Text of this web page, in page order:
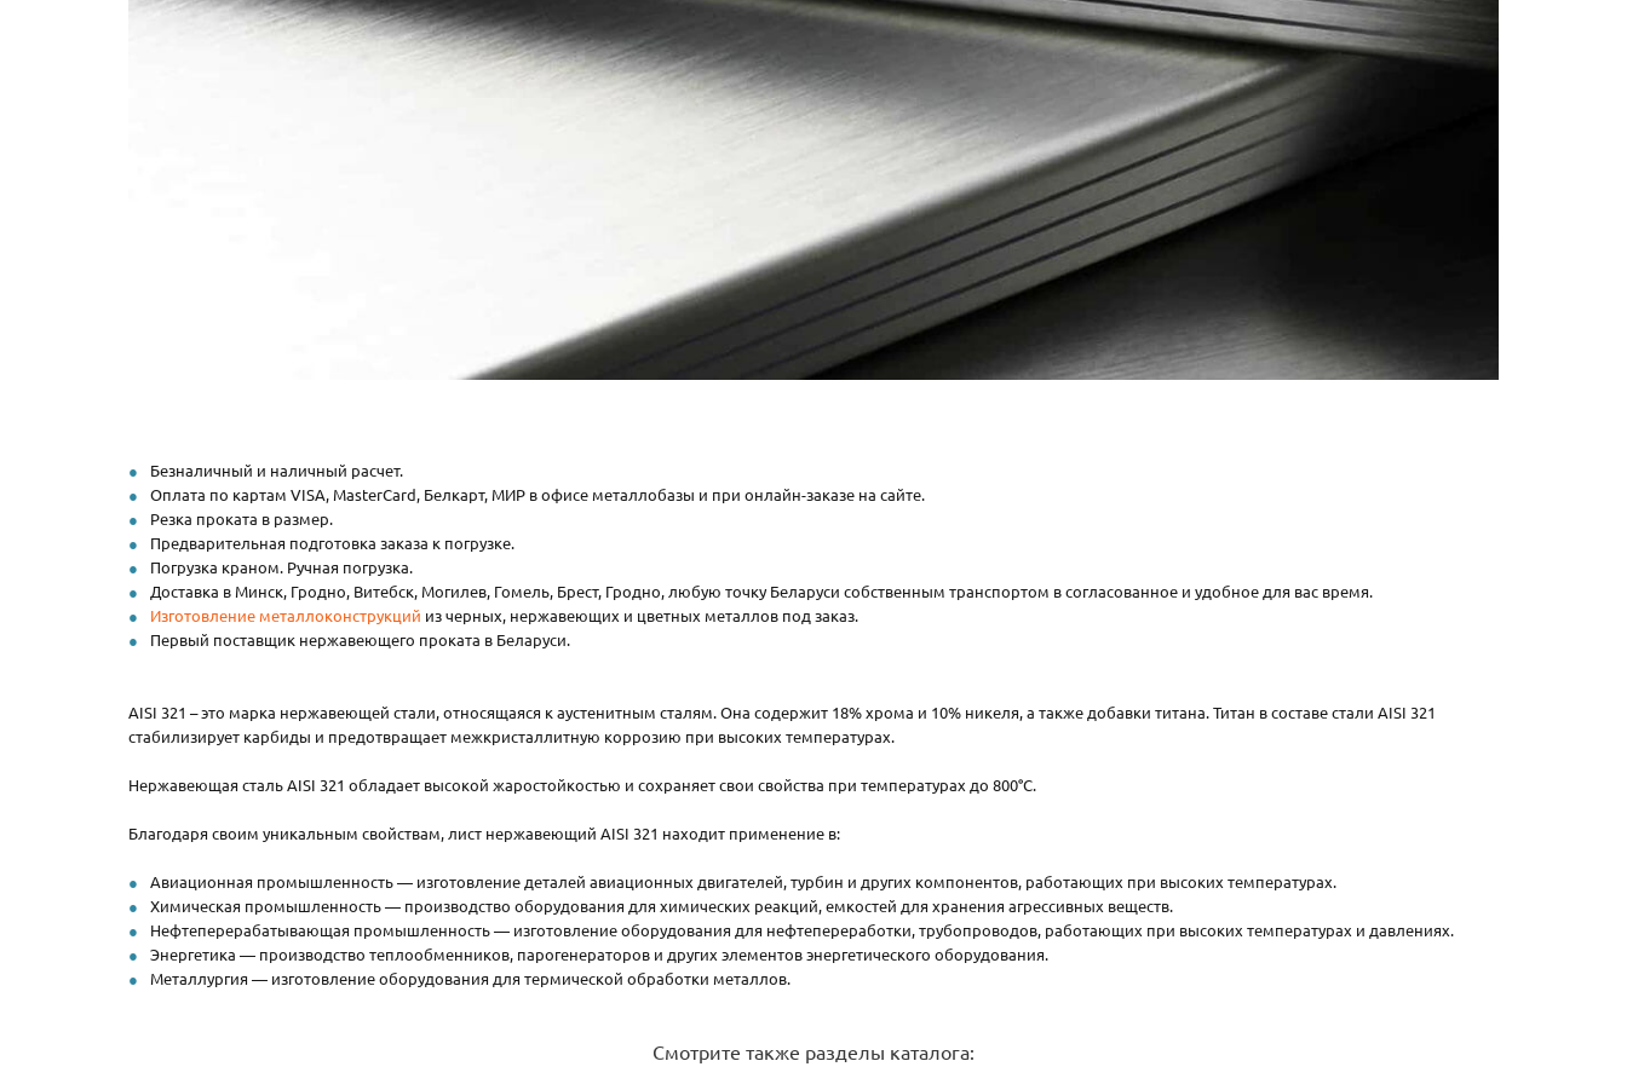
Безналичный и наличный расчет.
Оплата по картам VISA, MasterCard, Белкарт, МИР в офисе металлобазы и при онлайн-заказе на сайте.
Резка проката в размер.
Предварительная подготовка заказа к погрузке.
Погрузка краном. Ручная погрузка.
Доставка в Минск, Гродно, Витебск, Могилев, Гомель, Брест, Гродно, любую точку Беларуси собственным транспортом в согласованное и удобное для вас время.
Изготовление металлоконструкций из черных, нержавеющих и цветных металлов под заказ.
Первый поставщик нержавеющего проката в Беларуси.
AISI 321 – это марка нержавеющей стали, относящаяся к аустенитным сталям. Она содержит 18% хрома и 10% никеля, а также добавки титана. Титан в составе стали AISI 321
стабилизирует карбиды и предотвращает межкристаллитную коррозию при высоких температурах.
Нержавеющая сталь AISI 321 обладает высокой жаростойкостью и сохраняет свои свойства при температурах до 800°C.
Благодаря своим уникальным свойствам, лист нержавеющий AISI 321 находит применение в:
Авиационная промышленность — изготовление деталей авиационных двигателей, турбин и других компонентов, работающих при высоких температурах.
Химическая промышленность — производство оборудования для химических реакций, емкостей для хранения агрессивных веществ.
Нефтеперерабатывающая промышленность — изготовление оборудования для нефтепереработки, трубопроводов, работающих при высоких температурах и давлениях.
Энергетика — производство теплообменников, парогенераторов и других элементов энергетического оборудования.
Металлургия — изготовление оборудования для термической обработки металлов.
Смотрите также разделы каталога: